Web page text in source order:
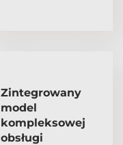
Zintegrowany
model
kompleksowej
obsługi